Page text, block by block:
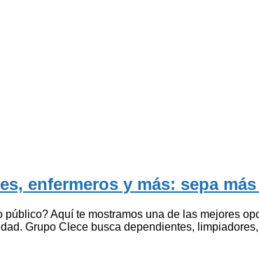
enfermeros y más: sepa
Aquí te mostramos una de las mejores
Grupo Clece busca dependientes,